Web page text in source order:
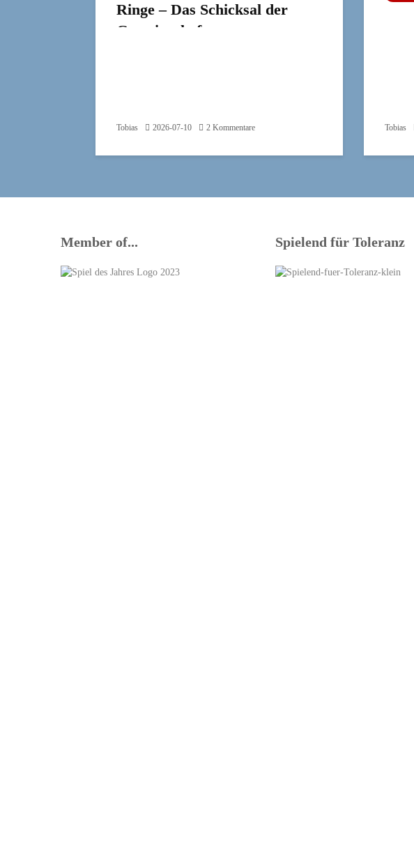
Ringe – Das Schicksal der
Gemeinschaft
Tobias 2026-07-10 2 Kommentare Tobias
Member of... Spielend für Toleranz